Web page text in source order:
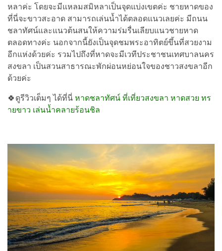
หลาค่ะ โดยจะมีแหลมสมิหลาเป็นจุดแบ่งเขตค่ะ ชายหาดของ
ที่นี่จะขาวสะอาด สามารถเล่นน้ำได้ตลอดแนวเลยค่ะ มีถนน
ชลาทัศน์และแนวต้นสนให้ความร่มรื่นเลียบแนวชายหาด
ตลอดทางค่ะ นอกจากนี้ยังเป็นจุดชมพระอาทิตย์ขึ้นที่สวยงาม
อีกแห่งด้วยค่ะ รวมไปถึงที่หาดจะมีเวทีประชาชนเทศบาลนคร
สงขลา เป็นสวนสาธารณะพักผ่อนหย่อนใจของชาวสงขลาอีก
ด้วยค่ะ
🍀ดูรีวิวเต็มๆ ได้ที่นี่ หาดชลาทัศน์ ที่เที่ยวสงขลา หาดสวย ทร
ายขาว เล่นน้ำคลายร้อนชิล